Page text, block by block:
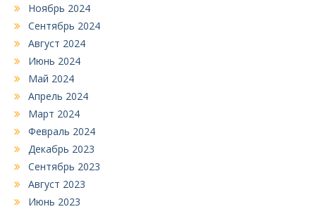
Ноябрь 2024
Сентябрь 2024
Август 2024
Июнь 2024
Май 2024
Апрель 2024
Март 2024
Февраль 2024
Декабрь 2023
Сентябрь 2023
Август 2023
Июнь 2023